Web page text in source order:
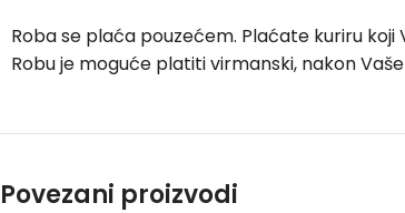
Roba se plaća pouzećem. Plaćate kuriru koji
Robu je moguće platiti virmanski, nakon
Povezani proizvodi